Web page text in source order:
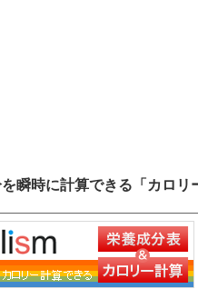
瞬時に計算できる「カロ